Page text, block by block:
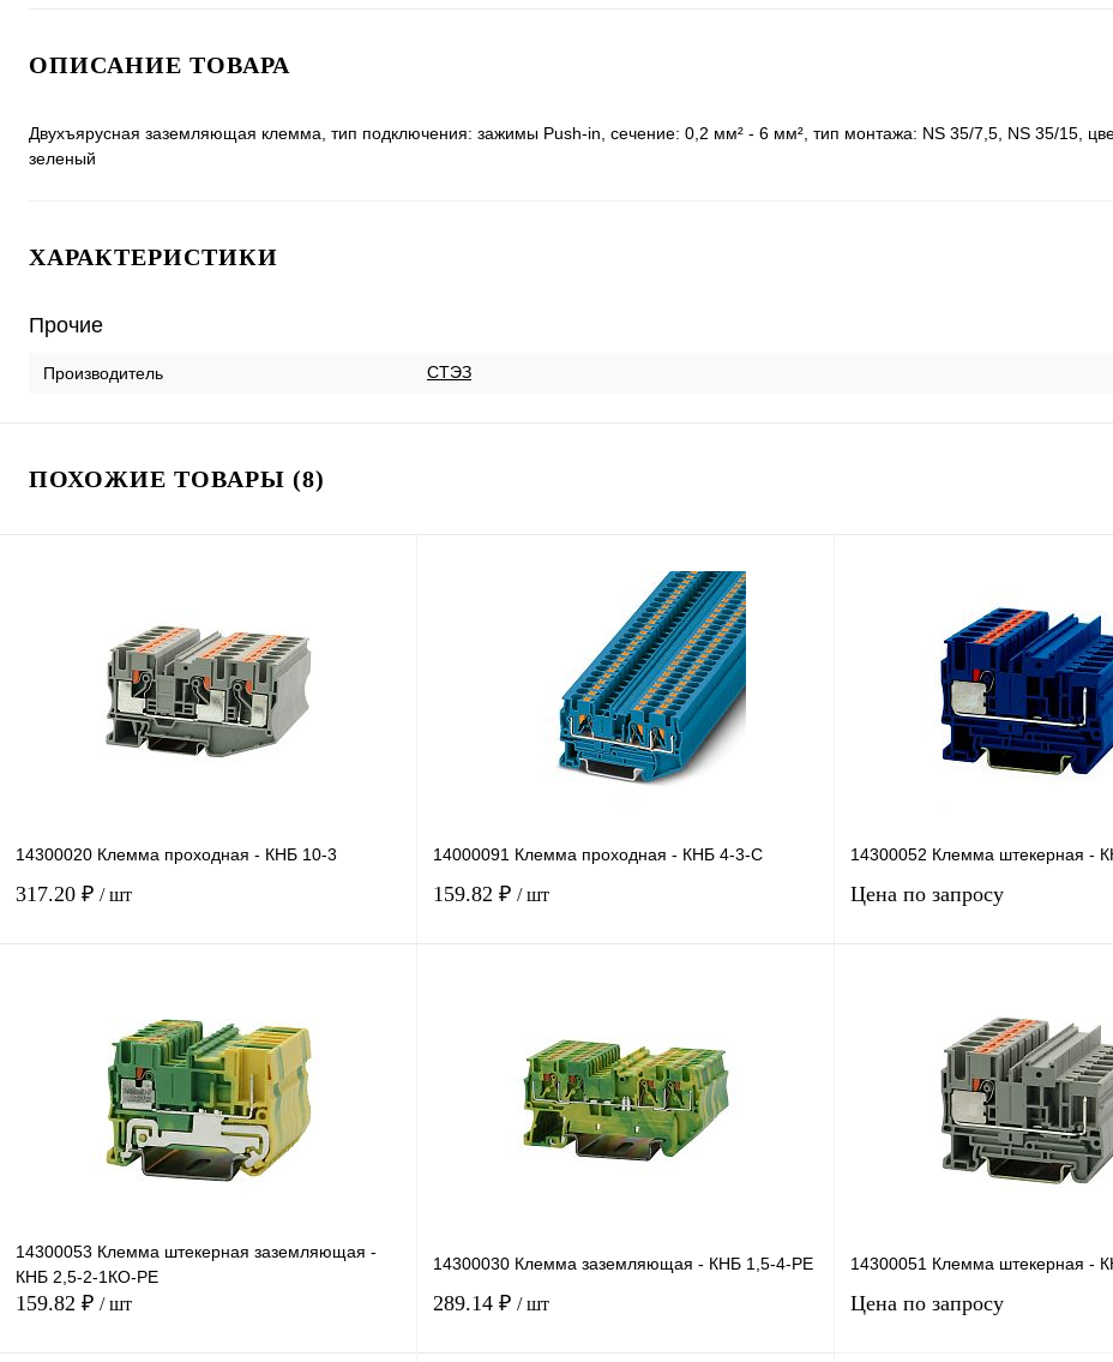
ОПИСАНИЕ ТОВАРА
Двухъярусная заземляющая клемма, тип подключения: зажимы Push-in, сечение: 0,2 мм² - 6 мм², тип монтажа: NS 35/7,5, NS 35/15,
зеленый
ХАРАКТЕРИСТИКИ
Прочие
Производитель СТЭЗ
ПОХОЖИЕ ТОВАРЫ (8)
14300020 Клемма проходная - КНБ 10-3
317.20 ₽ / шт
Купить в 1 клик Сравнение
В избранное Под заказ
14000091 Клемма проходная - КНБ 4-3-С
159.82 ₽ / шт
Купить в 1 клик Сравнение
В избранное Под заказ
14300052 Клемма штекерная -
Цена по запросу
Запросить цену
Купить в 1 клик
В избранное Под
14300053 Клемма штекерная заземляющая -
КНБ 2,5-2-1КО-РЕ
159.82 ₽ / шт
14300030 Клемма заземляющая - КНБ 1,5-4-РЕ
289.14 ₽ / шт
14300051 Клемма штекерная -
Цена по запросу